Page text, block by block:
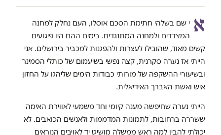
א י שם בשלהי חתימת הסכם אוסלו, העם נחלק למחנה
המצדדים ולמחנה המתנגדים. בימים ההם היו פיגועים
קשים מאוד, שהובילו לעצרות ולהפגנות למכביר בירושלים. אני
הייתי אז נערה סקרנית, קצה נפשי בשיעמום של כותלי הסמינר
ובשיעורי ההשקפה של מורותי כבודות הימים שליהגו על החזון
איש ואשת האברך האידיאלית.
הייתי נערה שחיפשה מענה קיומי וחד משמעי לאווירת האימה
ששררה ברחובות, לתמונות המדממות ולאנשים הכואבים. לא
יכולתי להבין למה ראש ממשלה מושיט יד לאויבים הנוראים